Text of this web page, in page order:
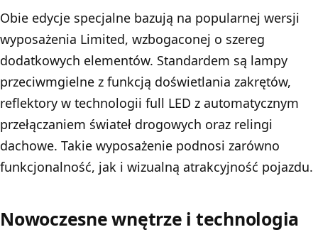
Obie edycje specjalne bazują na popularnej wersji
wyposażenia Limited, wzbogaconej o szereg
dodatkowych elementów. Standardem są lampy
przeciwmgielne z funkcją doświetlania zakrętów,
reflektory w technologii full LED z automatycznym
przełączaniem świateł drogowych oraz relingi
dachowe. Takie wyposażenie podnosi zarówno
funkcjonalność, jak i wizualną atrakcyjność pojazdu.
Nowoczesne wnętrze i technologia